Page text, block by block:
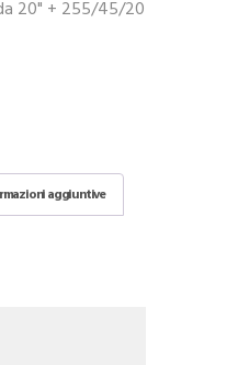
20" + 255/45/20
aggiuntive